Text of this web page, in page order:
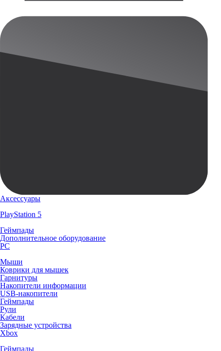
Аксессуары
PlayStation 5
Геймпады
Дополнительное оборудование
PC
Мыши
Коврики для мышек
Гарнитуры
Накопители информации
USB-накопители
Геймпады
Рули
Кабели
Зарядные устройства
Xbox
Геймпады